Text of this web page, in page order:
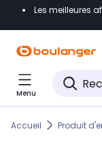
Accéder
Accéder
Accéder
Les meilleures
Menu
Accueil Produit